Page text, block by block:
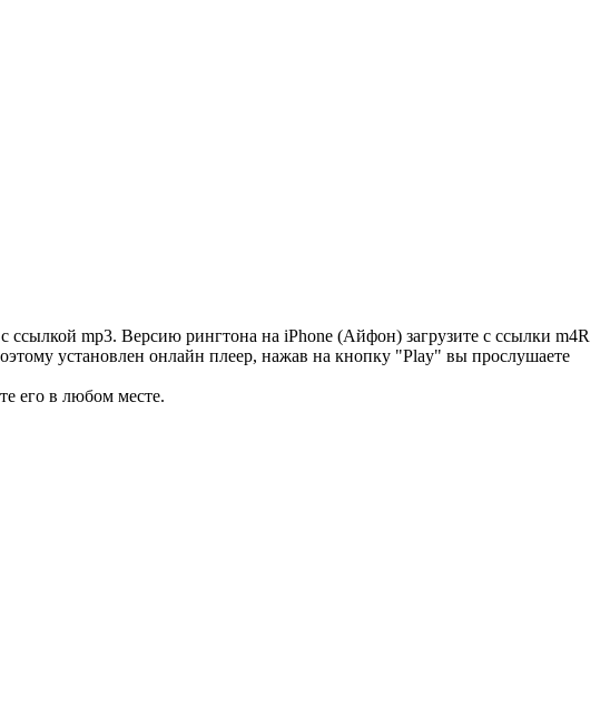
ссылкой mp3. Версию рингтона на iPhone (Айфон) загрузите с ссылки m4R
установлен онлайн плеер, нажав на кнопку "Play" вы прослушаете
его в любом месте.